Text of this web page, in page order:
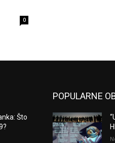
0
Što
POPULARNE